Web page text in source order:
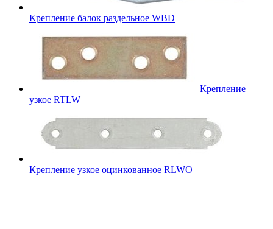
Крепление балок раздельное WBD
Крепление
узкое RTLW
Крепление узкое оцинкованное RLWO